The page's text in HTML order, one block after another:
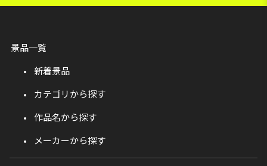
景品一覧
新着景品
カテゴリから探す
作品名から探す
メーカーから探す